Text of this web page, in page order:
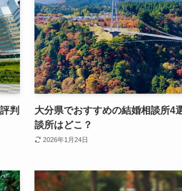
判
大分県でおすすめの結婚相談所4
談所はどこ？
2026年1月24日